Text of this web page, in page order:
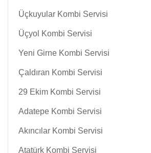
Üçkuyular Kombi Servisi
Üçyol Kombi Servisi
Yeni Girne Kombi Servisi
Çaldıran Kombi Servisi
29 Ekim Kombi Servisi
Adatepe Kombi Servisi
Akıncılar Kombi Servisi
Atatürk Kombi Servisi